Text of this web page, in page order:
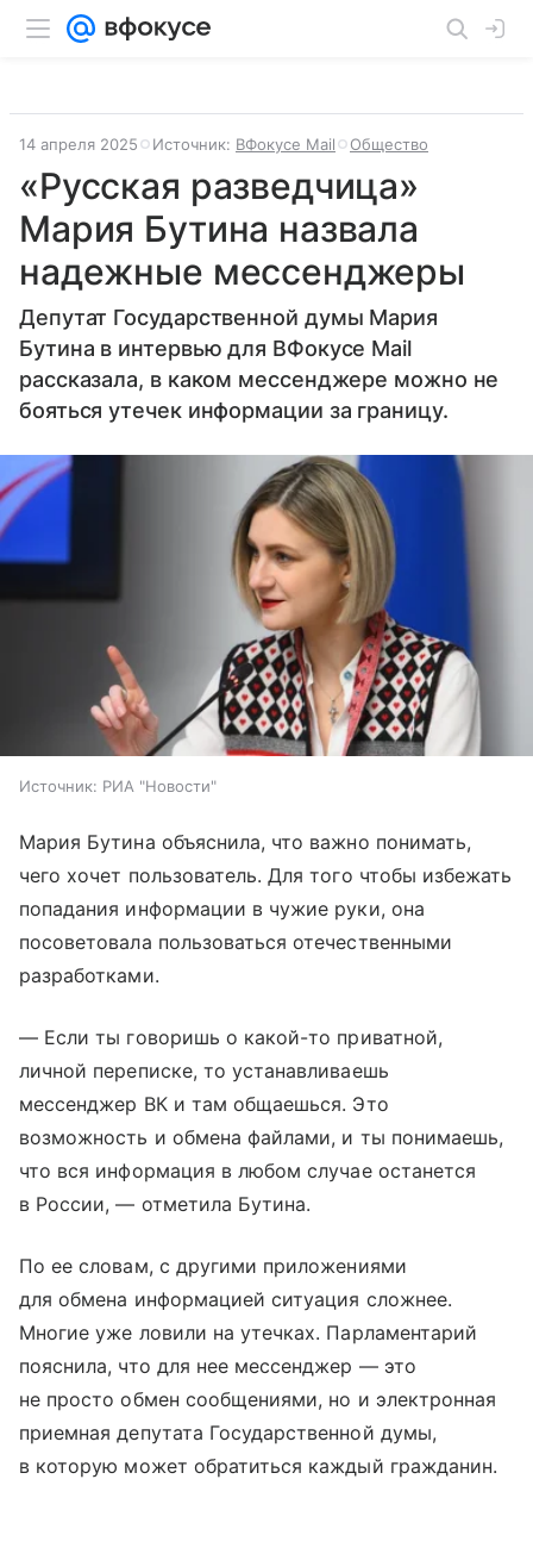
14 апреля 2025 Источник: ВФокусе Mail Общество
«Русская разведчица»
Мария Бутина назвала
надежные мессенджеры
Депутат Государственной думы Мария
Бутина в интервью для ВФокусе Mail
рассказала, в каком мессенджере можно не
бояться утечек информации за границу.
Источник: РИА "Новости"
Мария Бутина объяснила, что важно понимать,
чего хочет пользователь. Для того чтобы избежать
попадания информации в чужие руки, она
посоветовала пользоваться отечественными
разработками.
— Если ты говоришь о какой-то приватной,
личной переписке, то устанавливаешь
мессенджер ВК и там общаешься. Это
возможность и обмена файлами, и ты понимаешь,
что вся информация в любом случае останется
в России, — отметила Бутина.
По ее словам, с другими приложениями
для обмена информацией ситуация сложнее.
Многие уже ловили на утечках. Парламентарий
пояснила, что для нее мессенджер — это
не просто обмен сообщениями, но и электронная
приемная депутата Государственной думы,
в которую может обратиться каждый гражданин.